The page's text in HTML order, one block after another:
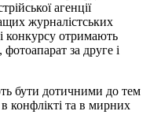
агенції
журналістських
конкурсу отримають
за друге і
бути дотичними до тем
конфлікті та в мирних